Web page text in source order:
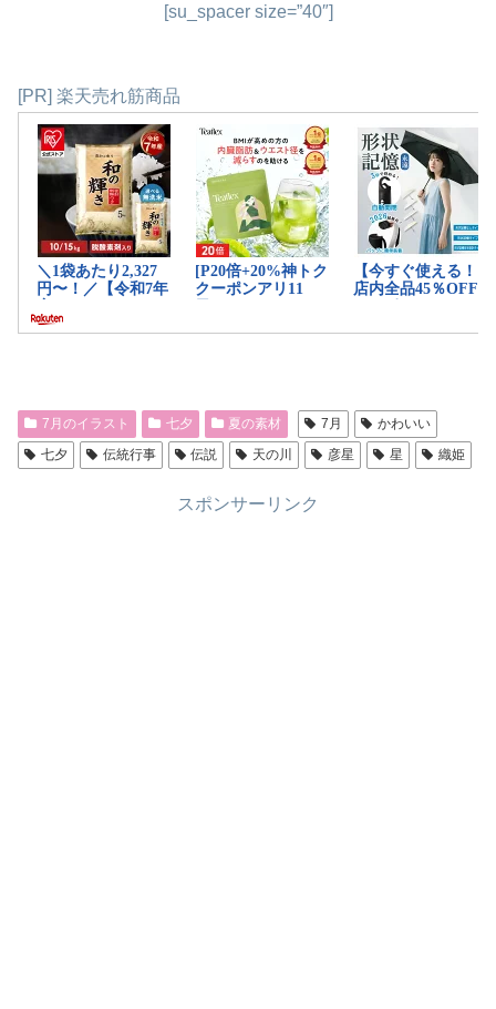
[su_spacer size=”40″]
[PR] 楽天売れ筋商品
7月のイラスト 七夕 夏の素材 7月
かわいい
七夕
伝統行事 伝説 天の川 彦星 星 織姫
スポンサーリンク